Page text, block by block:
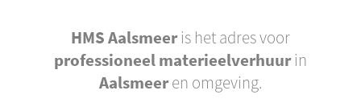
HMS Aalsmeeris het adres voor
professioneel materieelverhuurin
Aalsmeeren omgeving.